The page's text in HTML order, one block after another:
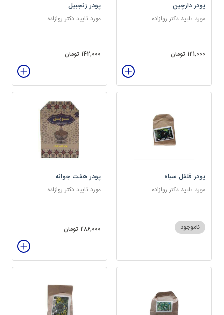
پودر دارچین
مورد تایید دکتر روازاده
121,000 تومان
پودر زنجبیل
مورد تایید دکتر روازاده
142,000 تومان
پودر فلفل سیاه
مورد تایید دکتر روازاده
ناموجود
پودر هفت جوانه
مورد تایید دکتر روازاده
286,000 تومان